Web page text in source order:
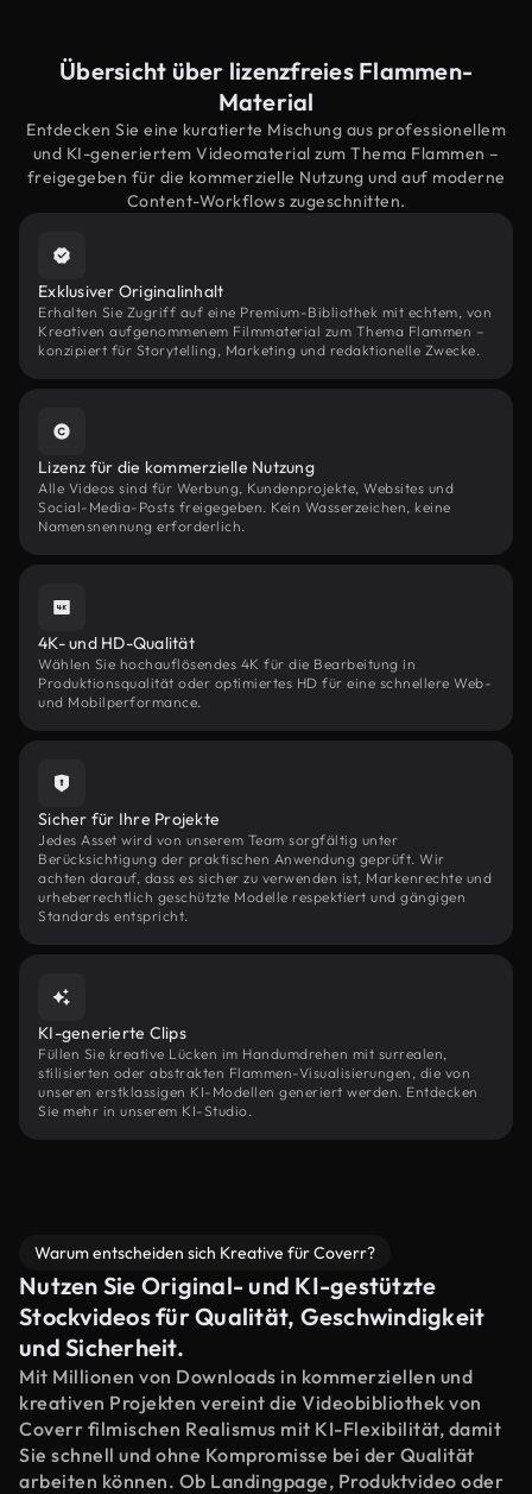
Übersicht über lizenzfreies Flammen-
Material
Entdecken Sie eine kuratierte Mischung aus professionellem
und KI-generiertem Videomaterial zum Thema Flammen –
freigegeben für die kommerzielle Nutzung und auf moderne
Content-Workflows zugeschnitten.
Exklusiver Originalinhalt
Erhalten Sie Zugriff auf eine Premium-Bibliothek mit echtem, von
Kreativen aufgenommenem Filmmaterial zum Thema Flammen –
konzipiert für Storytelling, Marketing und redaktionelle Zwecke.
Lizenz für die kommerzielle Nutzung
Alle Videos sind für Werbung, Kundenprojekte, Websites und
Social-Media-Posts freigegeben. Kein Wasserzeichen, keine
Namensnennung erforderlich.
4K- und HD-Qualität
Wählen Sie hochauflösendes 4K für die Bearbeitung in
Produktionsqualität oder optimiertes HD für eine schnellere Web-
und Mobilperformance.
Sicher für Ihre Projekte
Jedes Asset wird von unserem Team sorgfältig unter
Berücksichtigung der praktischen Anwendung geprüft. Wir
achten darauf, dass es sicher zu verwenden ist, Markenrechte und
urheberrechtlich geschützte Modelle respektiert und gängigen
Standards entspricht.
KI-generierte Clips
Füllen Sie kreative Lücken im Handumdrehen mit surrealen,
stilisierten oder abstrakten Flammen-Visualisierungen, die von
unseren erstklassigen KI-Modellen generiert werden. Entdecken
Sie mehr in unserem KI-Studio.
Warum entscheiden sich Kreative für Coverr?
Nutzen Sie Original- und KI-gestützte
Stockvideos für Qualität, Geschwindigkeit
und Sicherheit.
Mit Millionen von Downloads in kommerziellen und
kreativen Projekten vereint die Videobibliothek von
Coverr filmischen Realismus mit KI-Flexibilität, damit
Sie schnell und ohne Kompromisse bei der Qualität
arbeiten können. Ob Landingpage, Produktvideo oder